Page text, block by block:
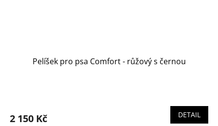
Pelíšek pro psa Comfort - růžový s černou
2 150 Kč DETAIL